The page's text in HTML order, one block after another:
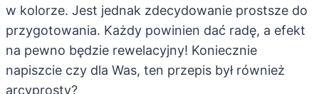
w kolorze. Jest jednak zdecydowanie prostsze do
przygotowania. Każdy powinien dać radę, a efekt
na pewno będzie rewelacyjny! Koniecznie
napiszcie czy dla Was, ten przepis był również
arcyprosty?